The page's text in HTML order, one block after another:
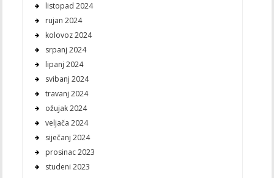
listopad 2024
rujan 2024
kolovoz 2024
srpanj 2024
lipanj 2024
svibanj 2024
travanj 2024
ožujak 2024
veljača 2024
siječanj 2024
prosinac 2023
studeni 2023